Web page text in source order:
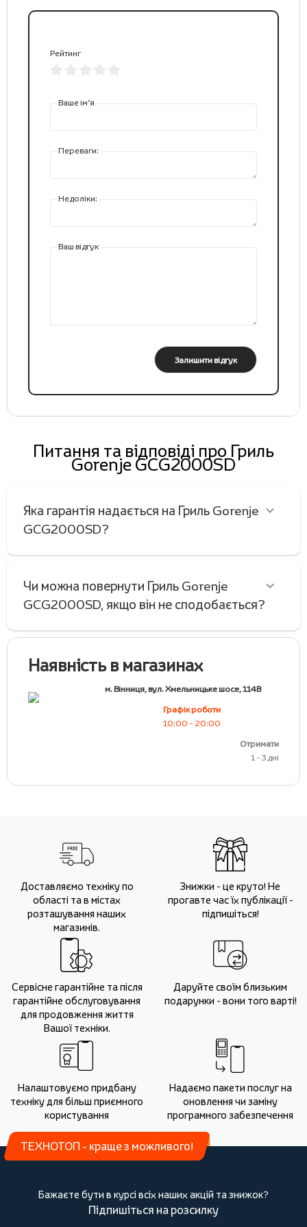
Рейтинг
Ваше ім’я
Переваги:
Недоліки:
Ваш відгук
Залишити відгук
Питання та відповіді про Гриль
Gorenje GCG2000SD
Яка гарантія надається на Гриль Gorenje
GCG2000SD?
Чи можна повернути Гриль Gorenje
GCG2000SD, якщо він не сподобається?
Наявність в магазинах
м. Вінниця, вул. Хмельницьке шосе, 114В
Графік роботи
10:00 - 20:00
Отримати
1 - 3 дні
Доставляємо техніку по
області та в містах
розташування наших
магазинів.
Знижки - це круто! Не
прогавте час їх публікації -
підпишіться!
Сервісне гарантійне та після
гарантійне обслуговування
для продовження життя
Вашої техніки.
Даруйте своїм близьким
подарунки - вони того варті!
Налаштовуємо придбану
техніку для більш приємного
користування
Надаємо пакети послуг на
оновлення чи заміну
програмного забезпечення
ТЕХНОТОП - краще з можливого!
Бажаєте бути в курсі всіх наших акцій та знижок?
Підпишіться на розсилку